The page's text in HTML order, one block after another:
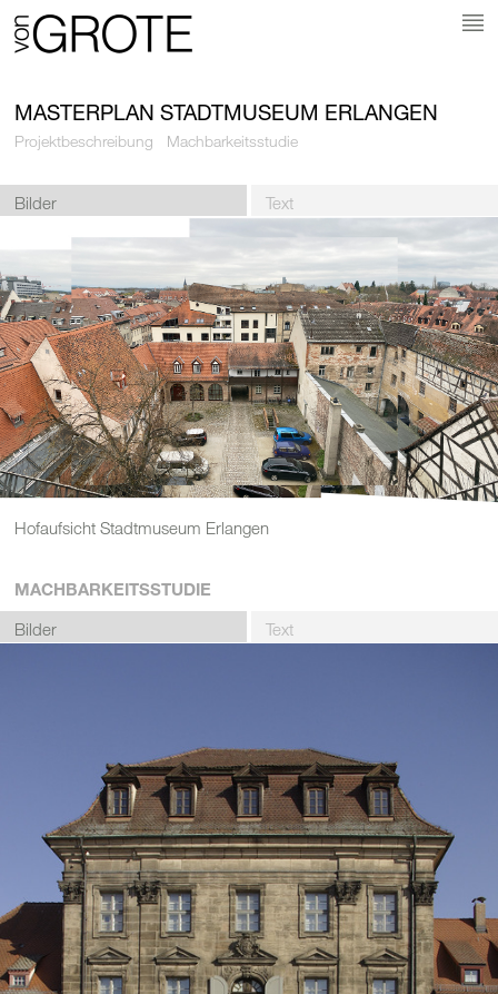
MASTERPLAN STADTMUSEUM ERLANGEN
Projektbeschreibung Machbarkeitsstudie
Bilder Text
Hofaufsicht Stadtmuseum Erlangen
MACHBARKEITSSTUDIE
Bilder
Text